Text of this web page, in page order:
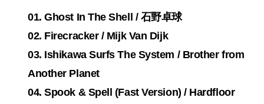
01. Ghost In The Shell / 石野卓球
02. Firecracker / Mijk Van Dijk
03. Ishikawa Surfs The System / Brother from
Another Planet
04. Spook & Spell (Fast Version) / Hardfloor